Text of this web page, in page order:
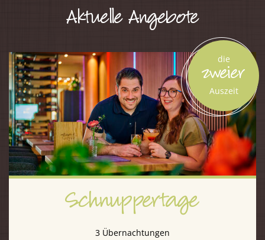
Aktuelle Angebote
Schnuppertage
3 Übernachtungen
die
zweier
Auszeit